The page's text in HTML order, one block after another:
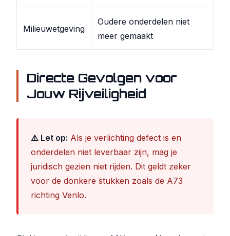
Milieuwetgeving
Oudere onderdelen niet
meer gemaakt
Directe Gevolgen voor
Jouw Rijveiligheid
⚠️ Let op: Als je verlichting defect is en
onderdelen niet leverbaar zijn, mag je
juridisch gezien niet rijden. Dit geldt zeker
voor de donkere stukken zoals de A73
richting Venlo.